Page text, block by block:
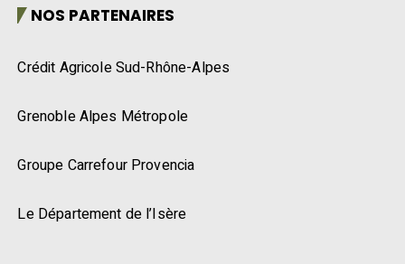
NOS PARTENAIRES
Crédit Agricole Sud-Rhône-Alpes
Grenoble Alpes Métropole
Groupe Carrefour Provencia
Le Département de l’Isère